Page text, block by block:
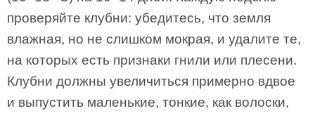
проверяйте клубни: убедитесь, что земля
влажная, но не слишком мокрая, и удалите те,
на которых есть признаки гнили или плесени.
Клубни должны увеличиться примерно вдвое
и выпустить маленькие, тонкие, как волоски,